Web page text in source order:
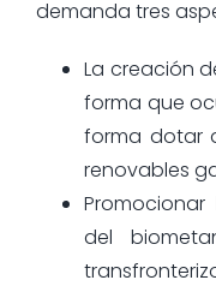
demanda tres
La creación
forma que
forma dotar
renovables
del